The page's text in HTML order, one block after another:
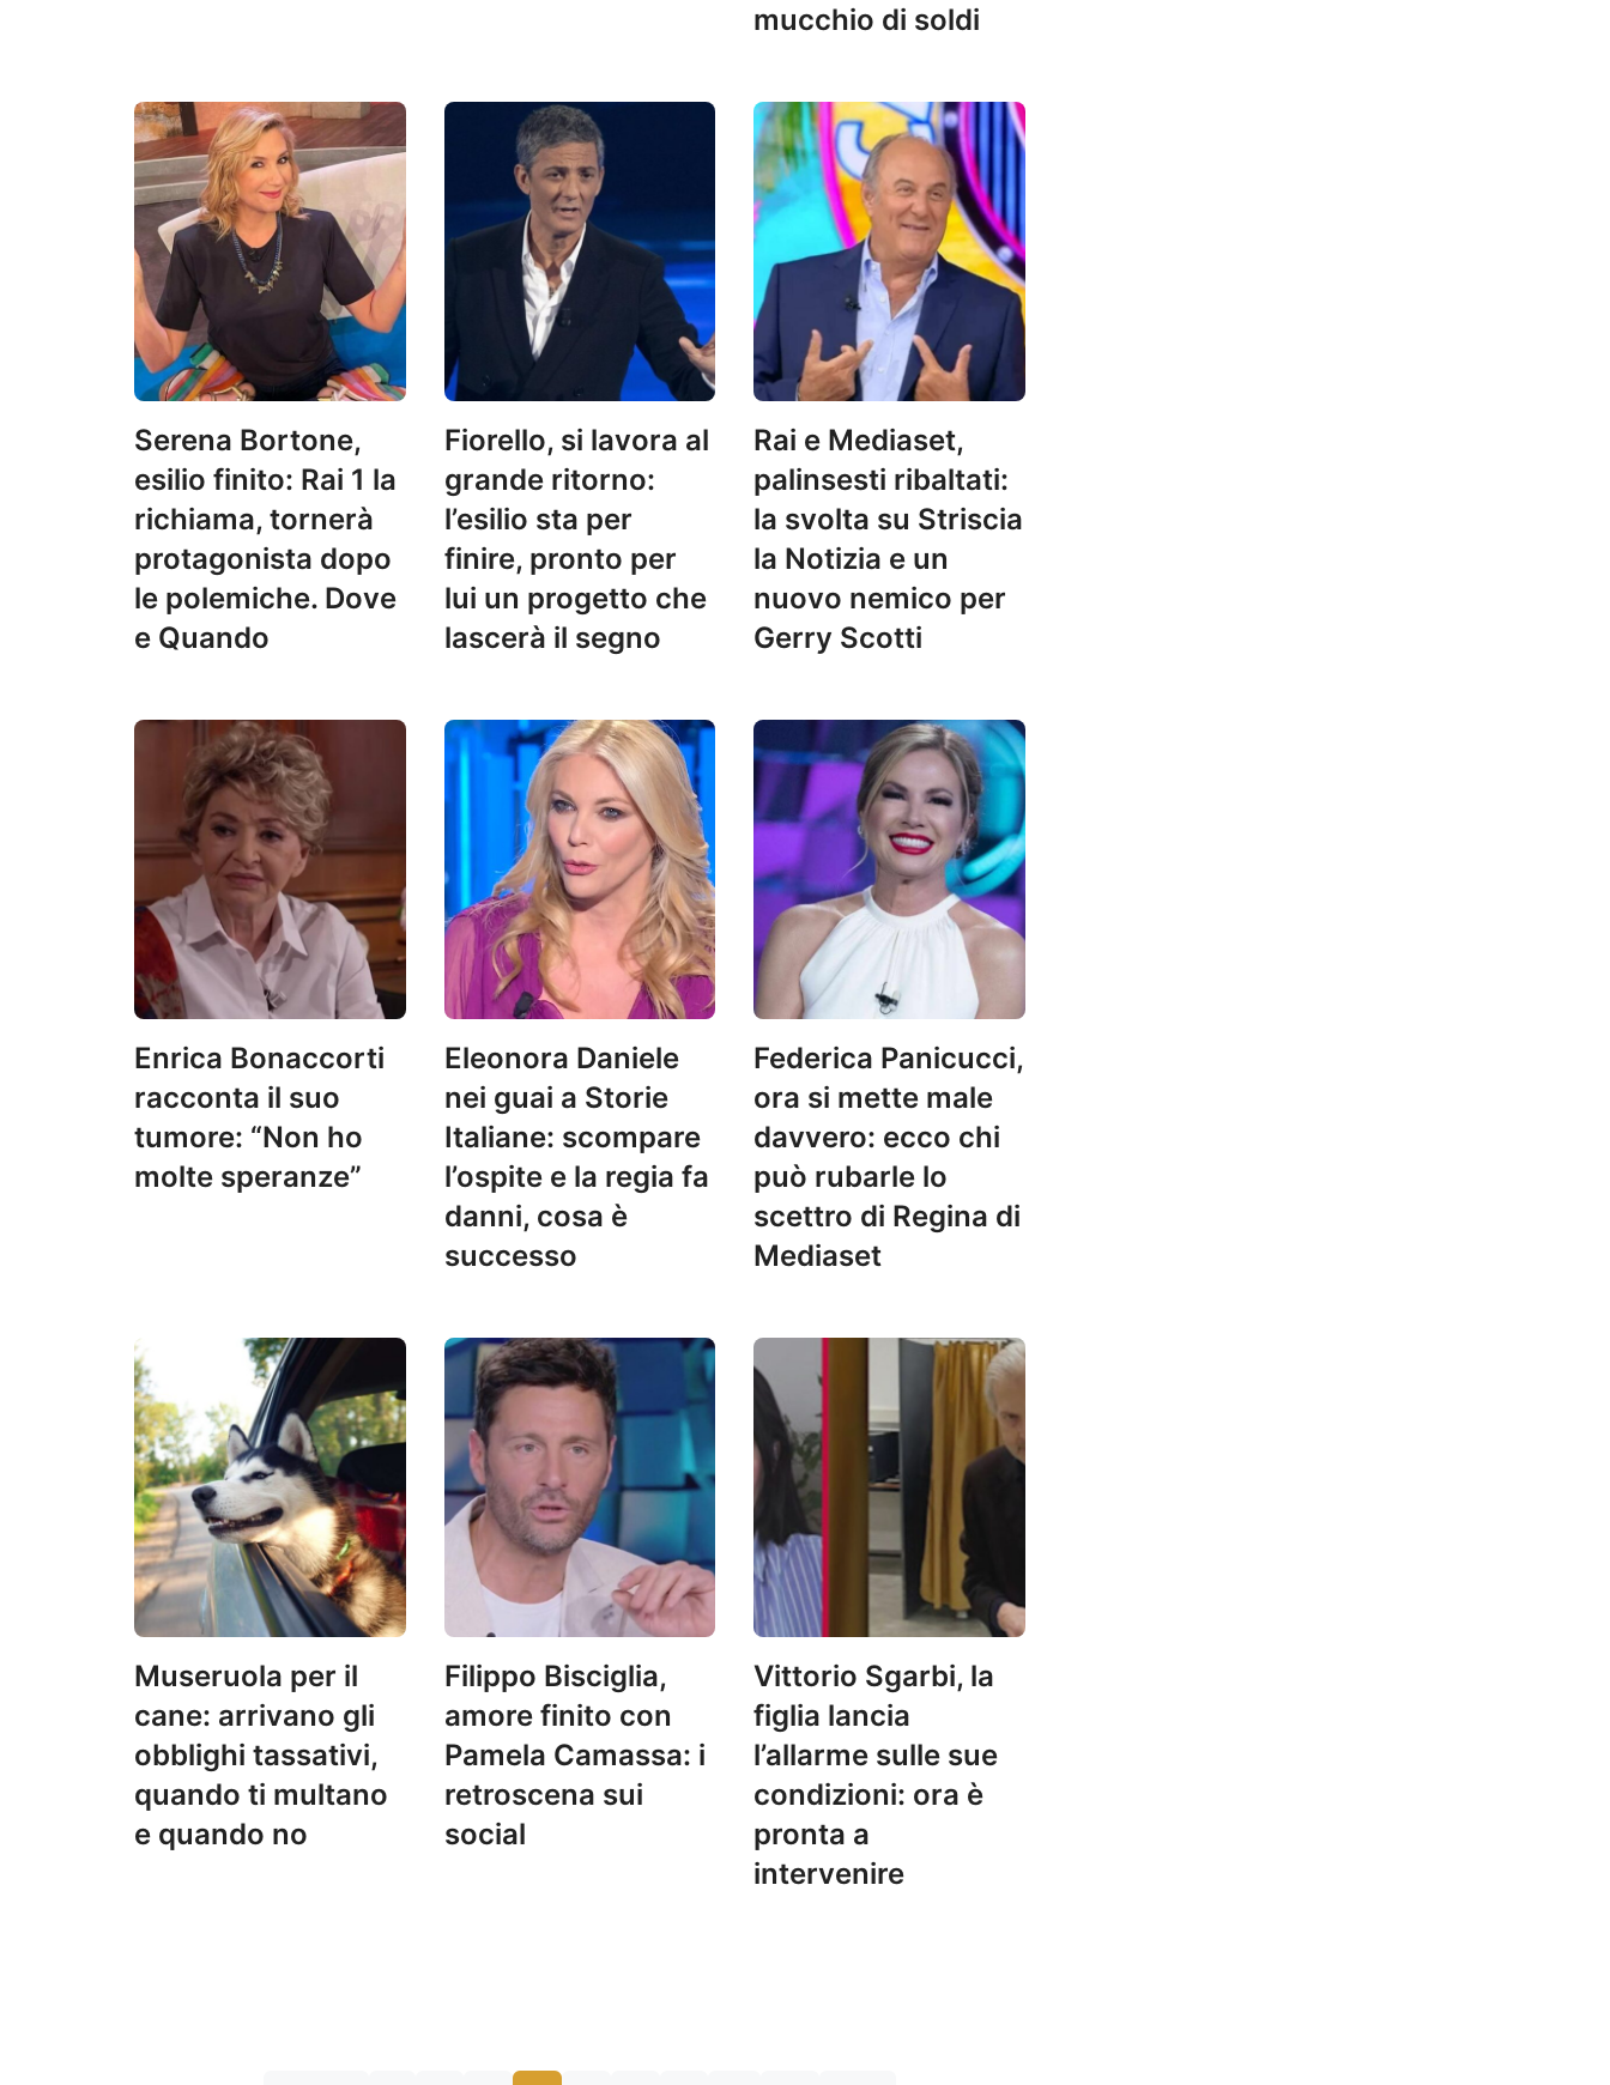
mucchio di soldi
Serena Bortone,
esilio finito: Rai 1 la
richiama, tornerà
protagonista dopo
le polemiche. Dove
e Quando
Fiorello, si lavora al
grande ritorno:
l’esilio sta per
finire, pronto per
lui un progetto che
lascerà il segno
Rai e Mediaset,
palinsesti ribaltati:
la svolta su Striscia
la Notizia e un
nuovo nemico per
Gerry Scotti
Enrica Bonaccorti
racconta il suo
tumore: “Non ho
molte speranze”
Eleonora Daniele
nei guai a Storie
Italiane: scompare
l’ospite e la regia fa
danni, cosa è
successo
Federica Panicucci,
ora si mette male
davvero: ecco chi
può rubarle lo
scettro di Regina di
Mediaset
Museruola per il
cane: arrivano gli
obblighi tassativi,
quando ti multano
e quando no
Filippo Bisciglia,
amore finito con
Pamela Camassa: i
retroscena sui
social
Vittorio Sgarbi, la
figlia lancia
l’allarme sulle sue
condizioni: ora è
pronta a
intervenire